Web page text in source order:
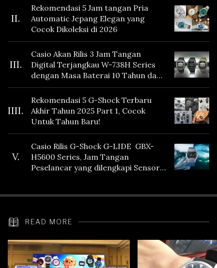
II.
Rekomendasi 5 Jam tangan Pria
Automatic Jepang Elegan yang
Cocok Dikoleksi di 2026
III.
Casio Akan Rilis 3 Jam Tangan
Digital Terjangkau W-738H Series
dengan Masa Baterai 10 Tahun dan
Fitur Vibration
IIII.
Rekomendasi 5 G-Shock Terbaru
Akhir Tahun 2025 Part 1, Cocok
Untuk Tahun Baru!
V.
Casio Rilis G-Shock G-LIDE GBX-
H5600 Series, Jam Tangan
Peselancar yang dilengkapi Sensor
READ MORE